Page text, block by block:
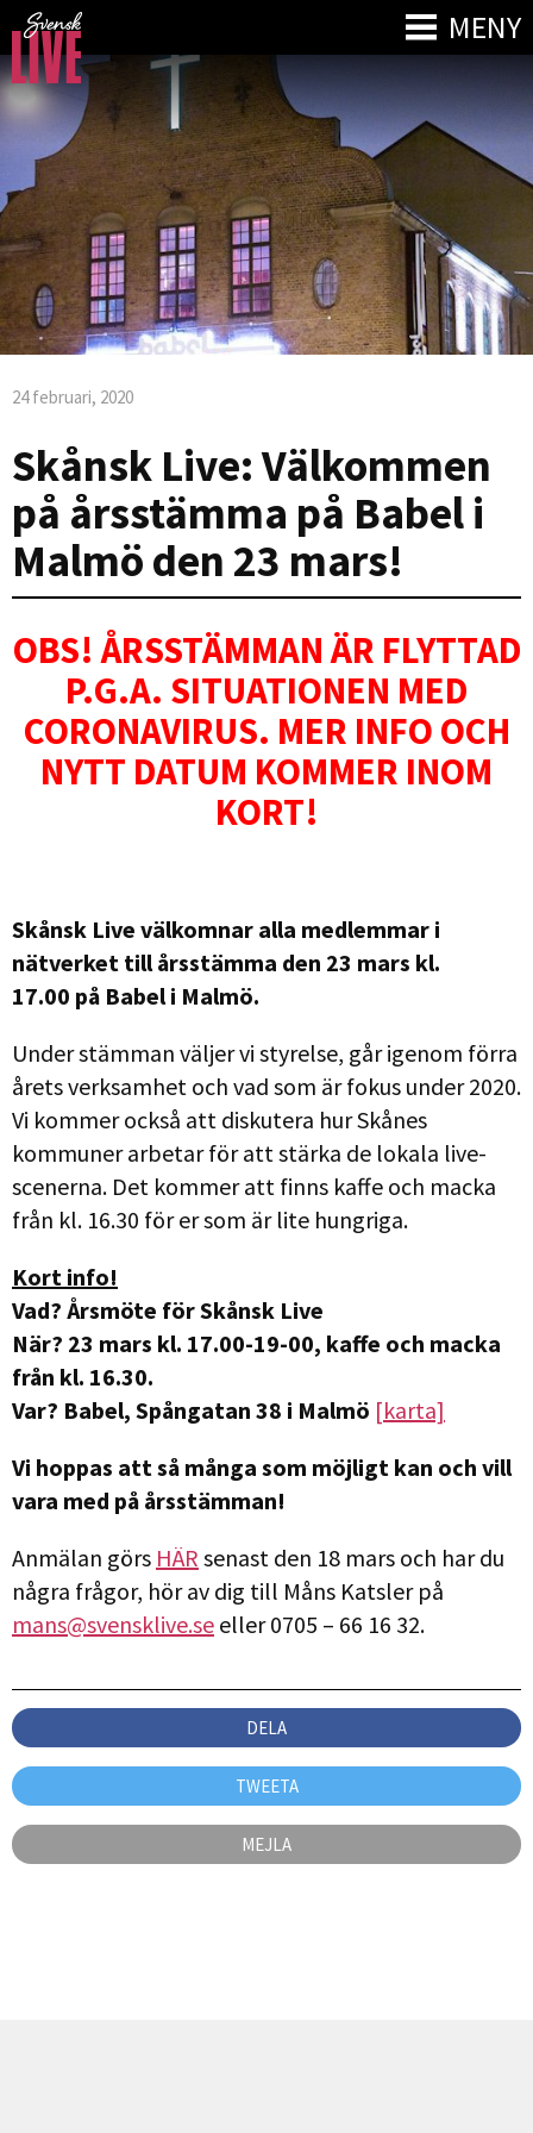
MENY
24 februari, 2020
Skånsk Live: Välkommen
på årsstämma på Babel i
Malmö den 23 mars!
OBS! ÅRSSTÄMMAN ÄR FLYTTAD
P.G.A. SITUATIONEN MED
CORONAVIRUS. MER INFO OCH
NYTT DATUM KOMMER INOM
KORT!
Skånsk Live välkomnar alla medlemmar i
nätverket till årsstämma den 23 mars kl.
17.00 på Babel i Malmö.
Under stämman väljer vi styrelse, går igenom förra
årets verksamhet och vad som är fokus under 2020.
Vi kommer också att diskutera hur Skånes
kommuner arbetar för att stärka de lokala live-
scenerna. Det kommer att finns kaffe och macka
från kl. 16.30 för er som är lite hungriga.
Kort info!
Vad? Årsmöte för Skånsk Live
När? 23 mars kl. 17.00-19-00, kaffe och macka
från kl. 16.30.
Var? Babel, Spångatan 38 i Malmö [karta]
Vi hoppas att så många som möjligt kan och vill
vara med på årsstämman!
Anmälan görs HÄR senast den 18 mars och har du
några frågor, hör av dig till Måns Katsler på
mans@svensklive.se eller 0705 – 66 16 32.
DELA
TWEETA
MEJLA